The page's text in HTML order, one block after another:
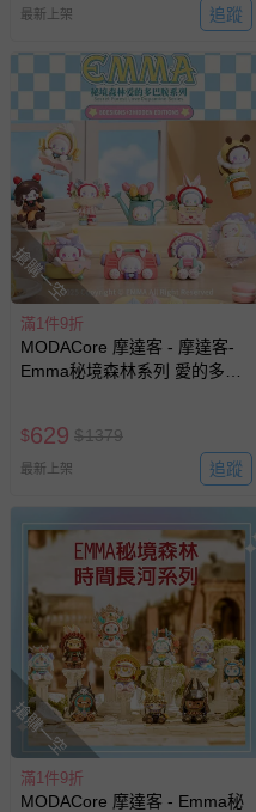
已出貨通知之訊息為主。
情形，您可申請更換新品
若您對於會員帳號、商品
式、折價券與購物金的使
問，你可詳見：
媽咪愛客
預購商品：預購為海外同
助取消退款事宜。
商品如因「價格、組合」
會主動以簡訊及mail通知
償。
最新上架 追蹤
搶購一空
滿1件9折
MODACore 摩達客 - 摩達客-
Emma秘境森林系列 愛的多巴
$629 $1379
最新上架 追蹤
搶購一空
滿1件9折
MODACore 摩達客 - Emma秘